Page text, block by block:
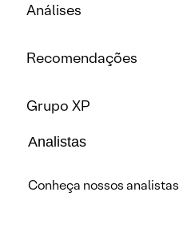
Análises
Recomendações
Grupo XP
Analistas
Conheça nossos analistas